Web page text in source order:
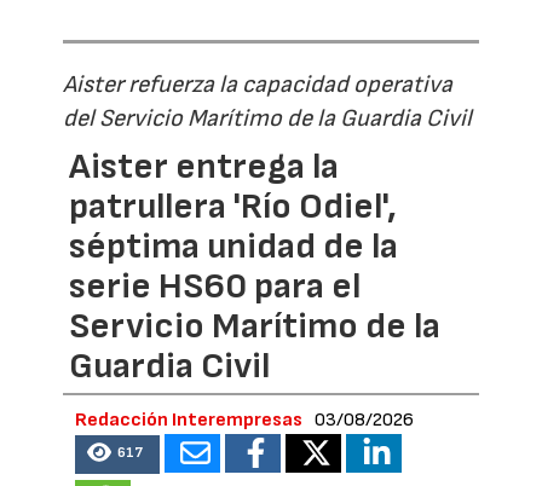
Aister refuerza la capacidad operativa
del Servicio Marítimo de la Guardia Civil
Aister entrega la
patrullera 'Río Odiel',
séptima unidad de la
serie HS60 para el
Servicio Marítimo de la
Guardia Civil
Redacción Interempresas 03/08/2026
617